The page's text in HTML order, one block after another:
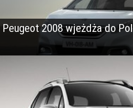
Peugeot 2008 wjeżdża do